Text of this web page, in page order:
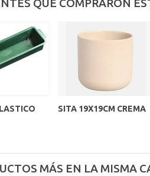
QUE COMPRARON
SITA 19X19CM CREMA
MÁS EN LA MISMA